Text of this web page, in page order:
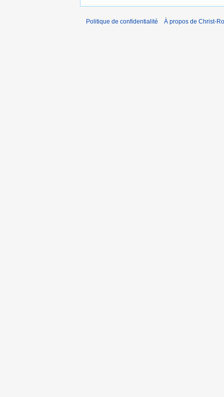
Politique de confidentialité À propos de Christ-